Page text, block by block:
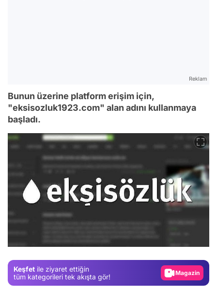
Reklam
Bunun üzerine platform erişim için,
"eksisozluk1923.com" alan adını kullanmaya
başladı.
Keşfet ile ziyaret ettiğin
tüm kategorileri tek akışta gör!
Magazin
Video